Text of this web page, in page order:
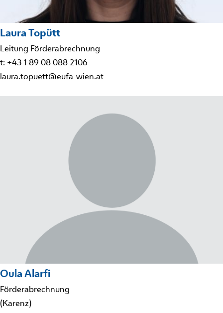
Laura Topütt
Leitung Förderabrechnung
t: +43 1 89 08 088 2106
laura.topuett@eufa-wien.at
Oula Alarfi
Förderabrechnung
(Karenz)